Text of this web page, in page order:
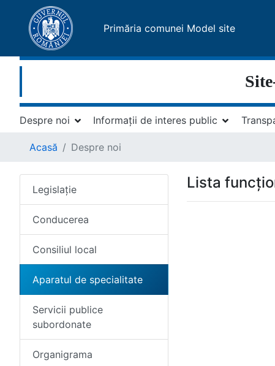
Primăria comunei Model site
Despre noi Informații de interes public
Acasă Despre noi
Legislație
Conducerea
Consiliul local
Aparatul de specialitate
Servicii publice
subordonate
Organigrama
Lista